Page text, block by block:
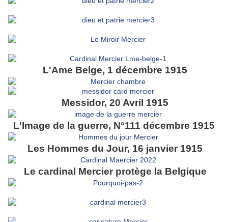
L'Ame Belge, 1 décembre 1915
Messidor, 20 Avril 1915
L'Image de la guerre, N°111 décembre 1915
Les Hommes du Jour, 16 janvier 1915
Le cardinal Mercier protège la Belgique